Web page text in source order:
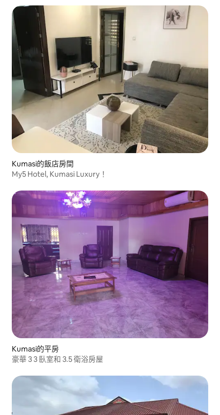
Kumasi的飯店房間
My5 Hotel, Kumasi Luxury！
Kumasi的平房
豪華 3 3 臥室和 3.5 衛浴房屋